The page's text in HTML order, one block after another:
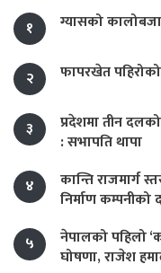
१ ग्यासको
२ फापरखेत
३
प्रदेशमा तीन
: सभापति थापा
४
कान्ति राजमार्ग
निर्माण कम्पनीको
५
नेपालको पहिलो
घोषणा, राजेश